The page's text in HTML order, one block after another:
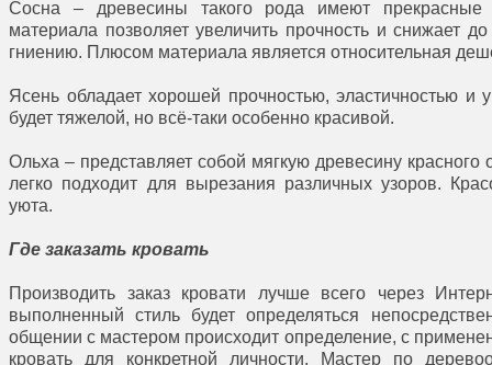
Сосна – древесины такого рода имеют прекрасные
материала позволяет увеличить прочность и снижает
гниению. Плюсом материала является относительная
Ясень обладает хорошей прочностью, эластичностью и
будет тяжелой, но всё-таки особенно красивой.
Ольха – представляет собой мягкую древесину красного
легко подходит для вырезания различных узоров.
уюта.
Где заказать кровать
Производить заказ кровати лучше всего через
выполненный стиль будет определяться
общении с мастером происходит определение, с
кровать для конкретной личности. Мастер по